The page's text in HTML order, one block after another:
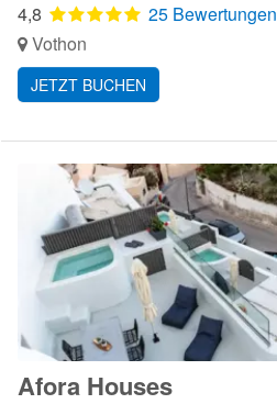
4,8
25 Bewertungen
Vothon
JETZT BUCHEN
Afora Houses